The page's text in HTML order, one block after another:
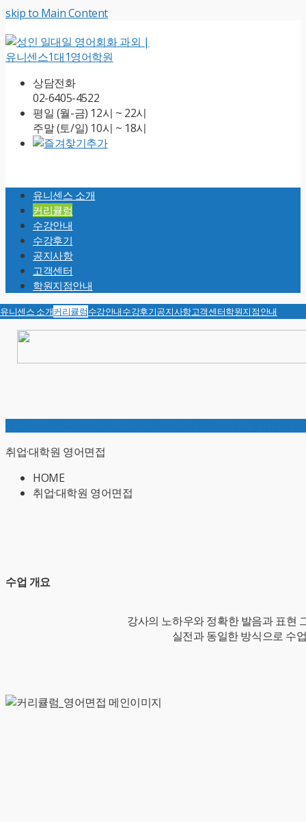
skip to Main Content
상담전화
02-6405-4522
평일 (월-금) 12시 ~ 22시
주말 (토/일) 10시 ~ 18시
Menu유니센스 소개
커리큘럼
수강안내
수강후기
공지사항
고객센터
학원지점안내
유니센스 소개커리큘럼수강안내수강후기공지사항고객센터학원지점안내
취업·대학원 영어면접
HOME
취업·대학원 영어면접
수업 개요
강사의 노하우와 정확한 발음과 표현
실전과 동일한 방식으로 수